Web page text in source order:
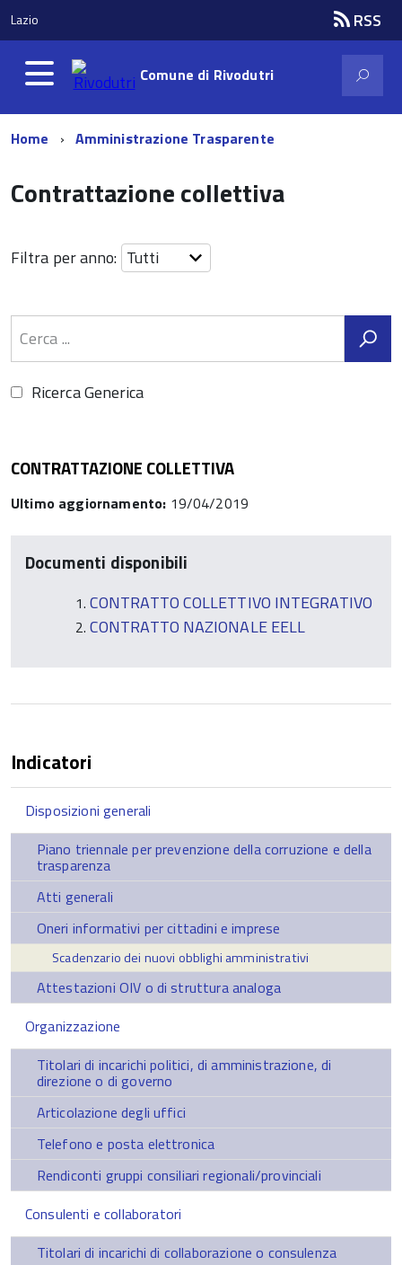
Lazio RSS
Comune di Rivodutri
Home Amministrazione Trasparente
Contrattazione collettiva
Filtra per anno:
Ricerca Generica
CONTRATTAZIONE COLLETTIVA
Ultimo aggiornamento: 19/04/2019
Documenti disponibili
CONTRATTO COLLETTIVO INTEGRATIVO
CONTRATTO NAZIONALE EELL
Indicatori
Disposizioni generali
Piano triennale per prevenzione della corruzione e della
trasparenza
Atti generali
Oneri informativi per cittadini e imprese
Scadenzario dei nuovi obblighi amministrativi
Attestazioni OIV o di struttura analoga
Organizzazione
Titolari di incarichi politici, di amministrazione, di
direzione o di governo
Articolazione degli uffici
Telefono e posta elettronica
Rendiconti gruppi consiliari regionali/provinciali
Consulenti e collaboratori
Titolari di incarichi di collaborazione o consulenza